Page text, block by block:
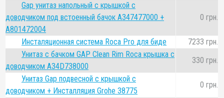
Gap унитаз напольный с крышкой с
доводчиком под встоенный бачок A347477000 +
A801472004
0 грн.
Инсталяционная система Roca Pro для биде
7233 грн.
Унитаз с бачком GAP Clean Rim Roca крышка с
доводчиком A34D738000
330 грн.
Унитаз Gap подвесной с крышкой с
доводчиком + Инсталляция Grohe 38775
0 грн.